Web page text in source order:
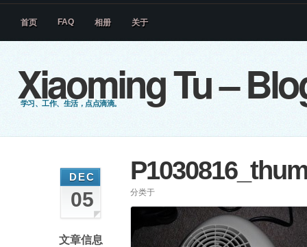
Xiaoming Tu –
学习、工作、生活，点点滴滴。
首页 FAQ 相册 关于
分类于
DEC
05
文章信息